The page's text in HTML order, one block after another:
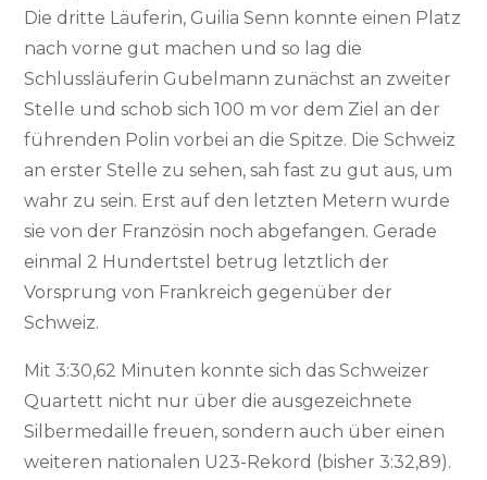
Die dritte Läuferin, Guilia Senn konnte einen Platz
nach vorne gut machen und so lag die
Schlussläuferin Gubelmann zunächst an zweiter
Stelle und schob sich 100 m vor dem Ziel an der
führenden Polin vorbei an die Spitze. Die Schweiz
an erster Stelle zu sehen, sah fast zu gut aus, um
wahr zu sein. Erst auf den letzten Metern wurde
sie von der Französin noch abgefangen. Gerade
einmal 2 Hundertstel betrug letztlich der
Vorsprung von Frankreich gegenüber der
Schweiz.
Mit 3:30,62 Minuten konnte sich das Schweizer
Quartett nicht nur über die ausgezeichnete
Silbermedaille freuen, sondern auch über einen
weiteren nationalen U23-Rekord (bisher 3:32,89).